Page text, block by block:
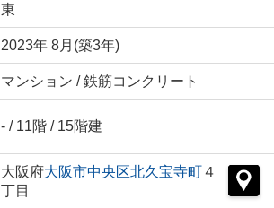
東
2023年 8月(築3年)
マンション / 鉄筋コンクリート
- / 11階 / 15階建
大阪府大阪市中央区北久宝寺町４
丁目